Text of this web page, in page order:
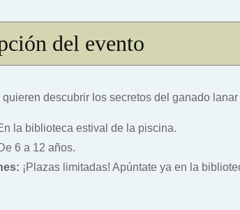
del evento
descubrir los secretos del ganado
la biblioteca estival de la piscina.
6 a 12 años.
¡Plazas limitadas! Apúntate ya en la